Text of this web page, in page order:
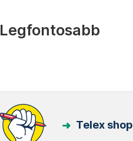
Legfontosabb
Telex shop